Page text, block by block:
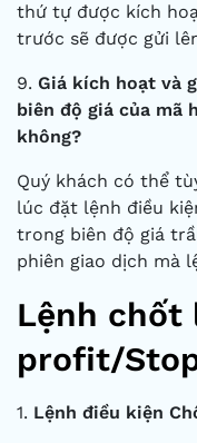
thứ tự được kích
trước sẽ được gửi
9. Giá kích hoạt và
biên độ giá của mã
không?
Quý khách có thể
lúc đặt lệnh điều
trong biên độ giá
phiên giao dịch mà
Lệnh chốt
profit/
1. Lệnh điều kiện